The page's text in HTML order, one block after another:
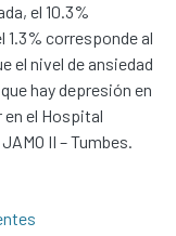
el 10.3%
1.3% corresponde al
el nivel de ansiedad
hay depresión en
el Hospital
II – Tumbes.